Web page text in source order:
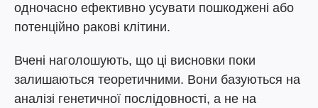
одночасно ефективно усувати пошкоджені або
потенційно ракові клітини.
Вчені наголошують, що ці висновки поки
залишаються теоретичними. Вони базуються на
аналізі генетичної послідовності, а не на